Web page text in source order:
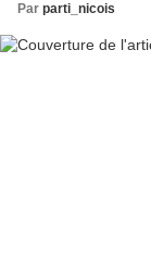
Par parti_nicois